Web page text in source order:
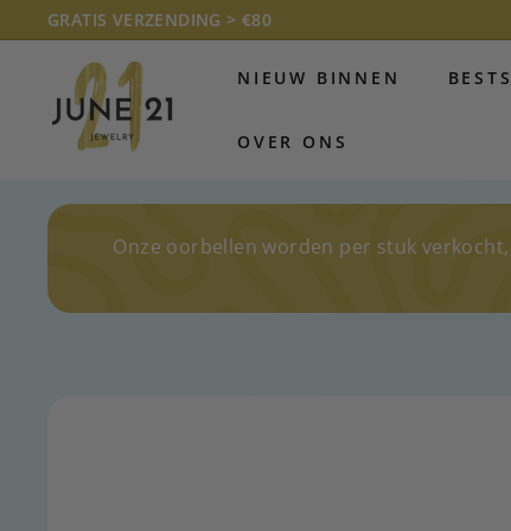
Doorgaan
naarDiavoorstelling
pauzeren
GRATIS VERZENDING > €80
U
N
1
E
W
NIEUW BINNEN
OVER ONS
Onze oorbellen worden per stuk